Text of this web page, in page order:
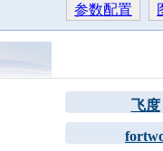
参数配置
飞度